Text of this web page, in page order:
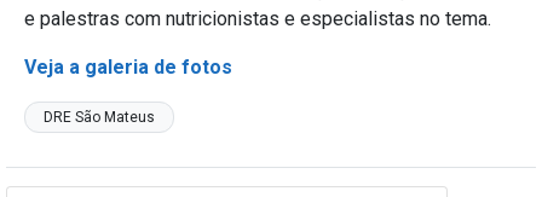
e palestras com nutricionistas e especialistas no tema.
Veja a galeria de fotos
DRE São Mateus